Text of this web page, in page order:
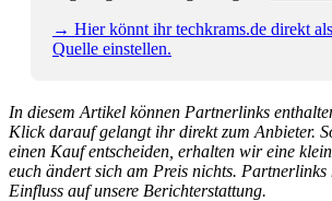
→ Hier könnt ihr techkrams.de direkt
Quelle einstellen.
In diesem Artikel können Partnerlinks
Klick darauf gelangt ihr direkt zum Anbieter.
einen Kauf entscheiden, erhalten wir eine
euch ändert sich am Preis nichts. Partnerlinks
Einfluss auf unsere Berichterstattung.